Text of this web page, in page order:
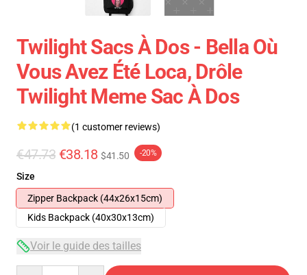
Twilight Sacs À Dos - Bella Où
Vous Avez Été Loca, Drôle
Twilight Meme Sac À Dos
(1 customer reviews)
€47.73 €38.18 $41.50 -20%
Size
Zipper Backpack (44x26x15cm)
Kids Backpack (40x30x13cm)
Voir le guide des tailles